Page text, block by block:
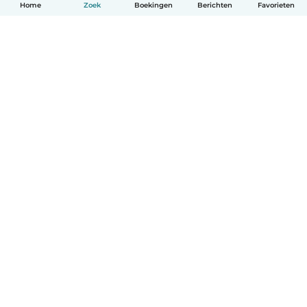
Home Zoek Boekingen Berichten Favorieten